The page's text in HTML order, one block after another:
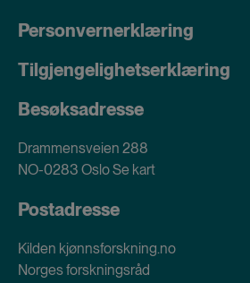
Personvernerklæring
Tilgjengelighetserklæring
Besøksadresse
Drammensveien 288
NO-0283 OsloSe kart
Postadresse
Kilden kjønnsforskning.no
Norges forskningsråd